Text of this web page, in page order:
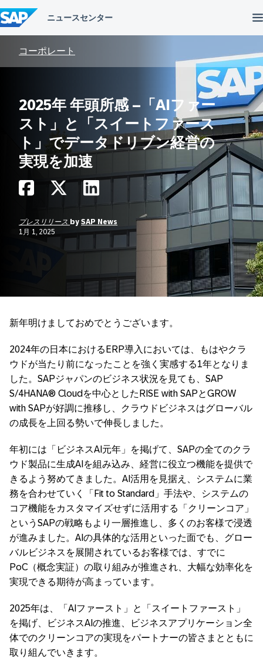
ン
テ
ン
コーポレート
2025年 年頭所感 –「AIファー
スト」と「スイートファース
ト」でデータドリブン経営の
実現を加速
プレスリリース by SAP News
1月 1, 2025
新年明けましておめでとうございます。
2024年の日本におけるERP導入においては、もはやクラ
ウドが当たり前になったことを強く実感する1年となりま
した。SAPジャパンのビジネス状況を見ても、SAP
S/4HANA® Cloudを中心としたRISE with SAPとGROW
with SAPが好調に推移し、クラウドビジネスはグローバル
の成長を上回る勢いで伸長しました。
年初には「ビジネスAI元年」を掲げて、SAPの全てのクラ
ウド製品に生成AIを組み込み、経営に役立つ機能を提供で
きるよう努めてきました。AI活用を見据え、システムに業
務を合わせていく「Fit to Standard」手法や、システムの
コア機能をカスタマイズせずに活用する「クリーンコア」
というSAPの戦略もより一層推進し、多くのお客様で浸透
が進みました。AIの具体的な活用といった面でも、グロー
バルビジネスを展開されているお客様では、すでに
PoC（概念実証）の取り組みが推進され、大幅な効率化を
実現できる期待が高まっています。
2025年は、「AIファースト」と「スイートファースト」
を掲げ、ビジネスAIの推進、ビジネスアプリケーション全
体でのクリーンコアの実現をパートナーの皆さまとともに
取り組んでいきます。